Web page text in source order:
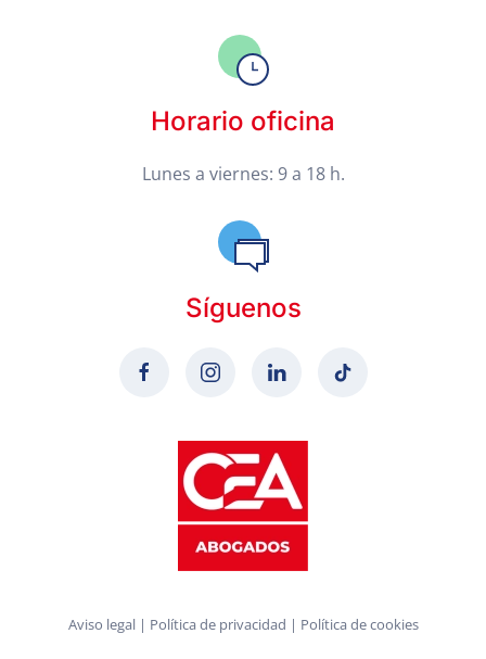
Horario oficina
Lunes a viernes: 9 a 18 h.
Síguenos
Aviso legal| Política de privacidad | Política de cookies